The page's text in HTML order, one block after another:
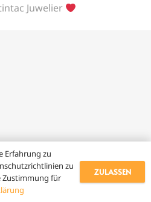
Juwelier
Erfahrung zu
zu
Zustimmung für
ZULASSEN